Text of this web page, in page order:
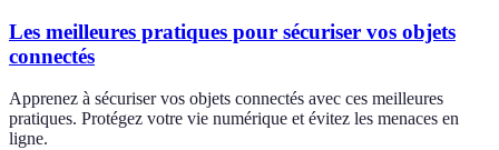
Les meilleures pratiques pour sécuriser vos objets
connectés
Apprenez à sécuriser vos objets connectés avec ces meilleures
pratiques. Protégez votre vie numérique et évitez les menaces en
ligne.